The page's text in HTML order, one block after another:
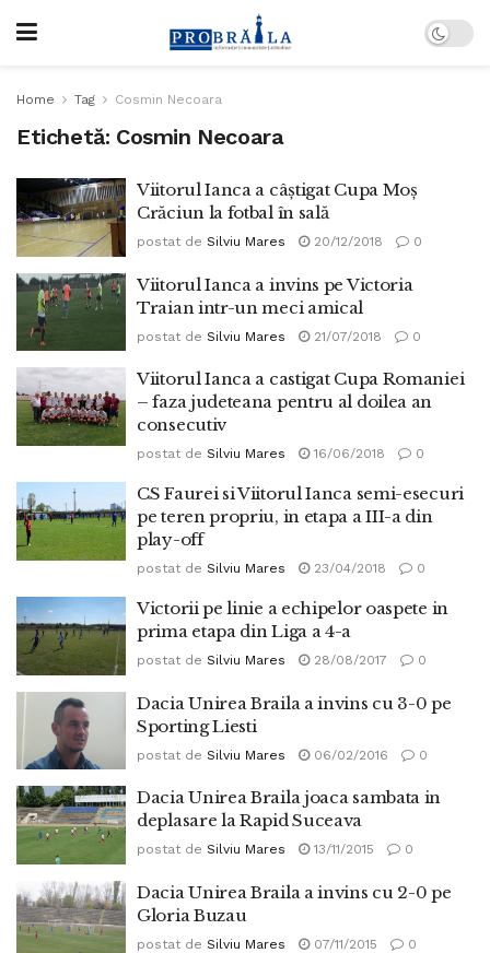
Home Tag Cosmin Necoara
Etichetă: Cosmin Necoara
Viitorul Ianca a câștigat Cupa Moș
Crăciun la fotbal în sală
postat de Silviu Mares 20/12/2018 0
Viitorul Ianca a invins pe Victoria
Traian intr-un meci amical
postat de Silviu Mares 21/07/2018 0
Viitorul Ianca a castigat Cupa Romaniei
– faza judeteana pentru al doilea an
consecutiv
postat de Silviu Mares 16/06/2018 0
CS Faurei si Viitorul Ianca semi-esecuri
pe teren propriu, in etapa a III-a din
play-off
postat de Silviu Mares 23/04/2018 0
Victorii pe linie a echipelor oaspete in
prima etapa din Liga a 4-a
postat de Silviu Mares 28/08/2017 0
Dacia Unirea Braila a invins cu 3-0 pe
Sporting Liesti
postat de Silviu Mares 06/02/2016 0
Dacia Unirea Braila joaca sambata in
deplasare la Rapid Suceava
postat de Silviu Mares 13/11/2015 0
Dacia Unirea Braila a invins cu 2-0 pe
Gloria Buzau
postat de Silviu Mares 07/11/2015 0